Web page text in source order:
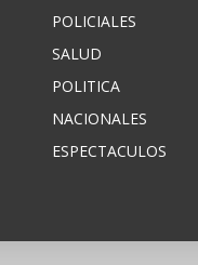
POLICIALES
SALUD
POLITICA
NACIONALES
ESPECTACULOS